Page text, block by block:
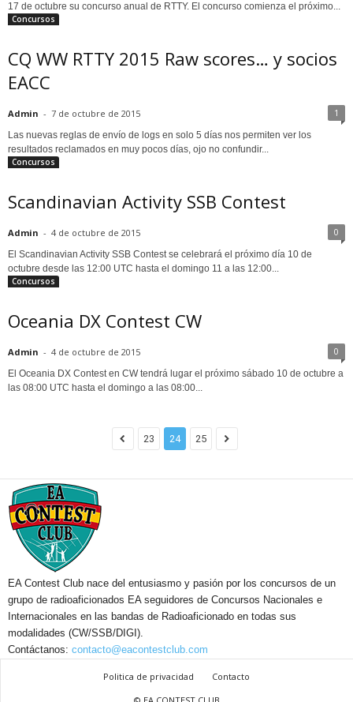
17 de octubre su concurso anual de RTTY. El concurso comienza el próximo...
Concursos
CQ WW RTTY 2015 Raw scores… y socios
EACC
Admin - 7 de octubre de 2015 1
Las nuevas reglas de envío de logs en solo 5 días nos permiten ver los
resultados reclamados en muy pocos días, ojo no confundir...
Concursos
Scandinavian Activity SSB Contest
Admin - 4 de octubre de 2015 0
El Scandinavian Activity SSB Contest se celebrará el próximo día 10 de
octubre desde las 12:00 UTC hasta el domingo 11 a las 12:00...
Concursos
Oceania DX Contest CW
Admin - 4 de octubre de 2015 0
El Oceania DX Contest en CW tendrá lugar el próximo sábado 10 de octubre a
las 08:00 UTC hasta el domingo a las 08:00...
23 24 25
EA Contest Club nace del entusiasmo y pasión por los concursos de un
grupo de radioaficionados EA seguidores de Concursos Nacionales e
Internacionales en las bandas de Radioaficionado en todas sus
modalidades (CW/SSB/DIGI).
Contáctanos: contacto@eacontestclub.com
Politica de privacidad
Contacto